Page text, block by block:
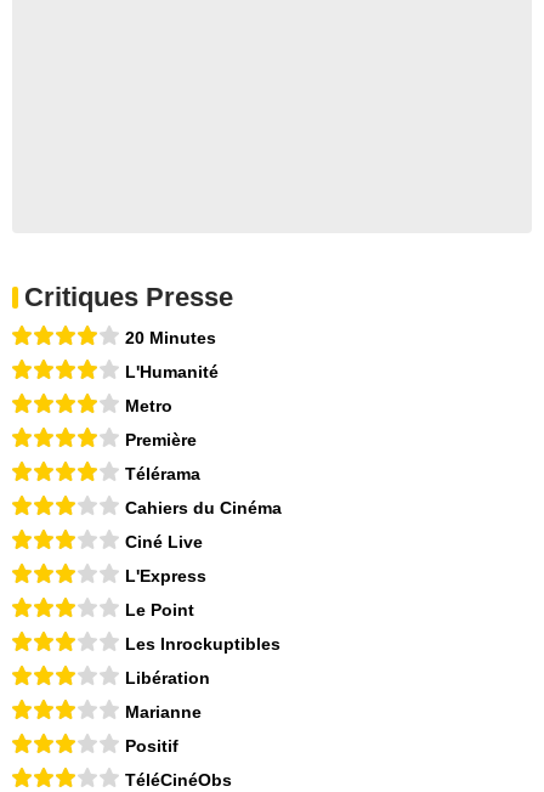
Critiques Presse
20 Minutes
L'Humanité
Metro
Première
Télérama
Cahiers du Cinéma
Ciné Live
L'Express
Le Point
Les Inrockuptibles
Libération
Marianne
Positif
TéléCinéObs